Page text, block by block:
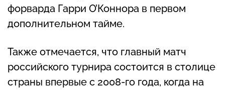
форварда Гарри О’Коннора в первом
дополнительном тайме.
Также отмечается, что главный матч
российского турнира состоится в столице
страны впервые с 2008-го года, когда на